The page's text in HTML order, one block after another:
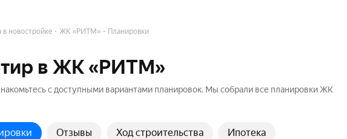
в новостройке ЖК «РИТМ» Планировки
в ЖК «РИТМ»
с доступными вариантами планировок. Мы собрали все планировки ЖК
Отзывы Ход строительства Ипотека